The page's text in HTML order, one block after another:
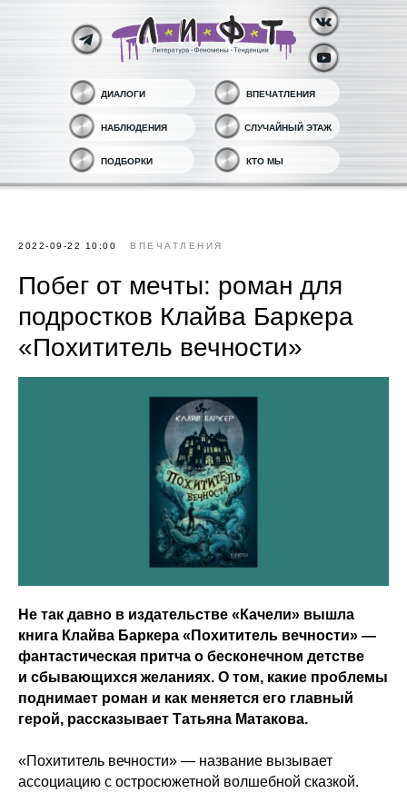
ДИАЛОГИ ВПЕЧАТЛЕНИЯ
НАБЛЮДЕНИЯ СЛУЧАЙНЫЙ ЭТАЖ
ПОДБОРКИ КТО МЫ
2022-09-22 10:00 ВПЕЧАТЛЕНИЯ
Побег от мечты: роман для
подростков Клайва Баркера
«Похититель вечности»
Не так давно в издательстве «Качели» вышла
книга Клайва Баркера «Похититель вечности» —
фантастическая притча о бесконечном детстве
и сбывающихся желаниях. О том, какие проблемы
поднимает роман и как меняется его главный
герой, рассказывает Татьяна Матакова.
«Похититель вечности» — название вызывает
ассоциацию с остросюжетной волшебной сказкой.